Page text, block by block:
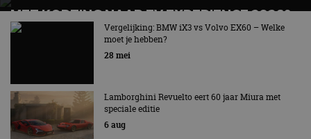
MET KORTING NAAR EV EXPERIENCE 2026?
AUTORAI REGELT HET!
EV Experience 2026 van 24 tot 26 september
Vergelijking: BMW iX3 vs Volvo EX60 – Welke
moet je hebben?
28 mei
Lamborghini Revuelto eert 60 jaar Miura met
speciale editie
6 aug